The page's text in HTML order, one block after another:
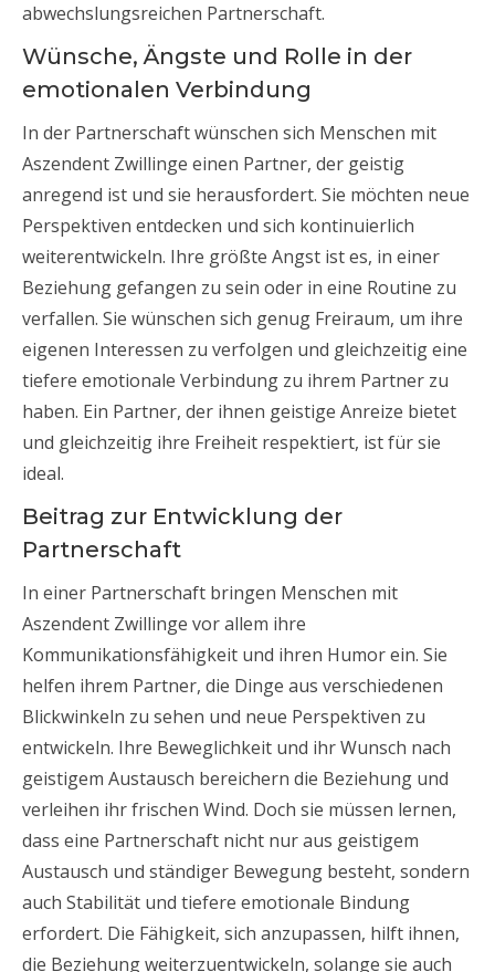
abwechslungsreichen Partnerschaft.
Wünsche, Ängste und Rolle in der
emotionalen Verbindung
In der Partnerschaft wünschen sich Menschen mit
Aszendent Zwillinge einen Partner, der geistig
anregend ist und sie herausfordert. Sie möchten neue
Perspektiven entdecken und sich kontinuierlich
weiterentwickeln. Ihre größte Angst ist es, in einer
Beziehung gefangen zu sein oder in eine Routine zu
verfallen. Sie wünschen sich genug Freiraum, um ihre
eigenen Interessen zu verfolgen und gleichzeitig eine
tiefere emotionale Verbindung zu ihrem Partner zu
haben. Ein Partner, der ihnen geistige Anreize bietet
und gleichzeitig ihre Freiheit respektiert, ist für sie
ideal.
Beitrag zur Entwicklung der
Partnerschaft
In einer Partnerschaft bringen Menschen mit
Aszendent Zwillinge vor allem ihre
Kommunikationsfähigkeit und ihren Humor ein. Sie
helfen ihrem Partner, die Dinge aus verschiedenen
Blickwinkeln zu sehen und neue Perspektiven zu
entwickeln. Ihre Beweglichkeit und ihr Wunsch nach
geistigem Austausch bereichern die Beziehung und
verleihen ihr frischen Wind. Doch sie müssen lernen,
dass eine Partnerschaft nicht nur aus geistigem
Austausch und ständiger Bewegung besteht, sondern
auch Stabilität und tiefere emotionale Bindung
erfordert. Die Fähigkeit, sich anzupassen, hilft ihnen,
die Beziehung weiterzuentwickeln, solange sie auch